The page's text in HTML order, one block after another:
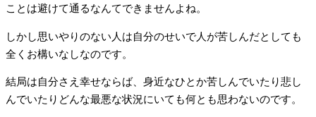
ことは避けて通るなんてできませんよね。
しかし思いやりのない人は自分のせいで人が苦しんだとしても
全くお構いなしなのです。
結局は自分さえ幸せならば、身近なひとか苦しんでいたり悲し
んでいたりどんな最悪な状況にいても何とも思わないのです。